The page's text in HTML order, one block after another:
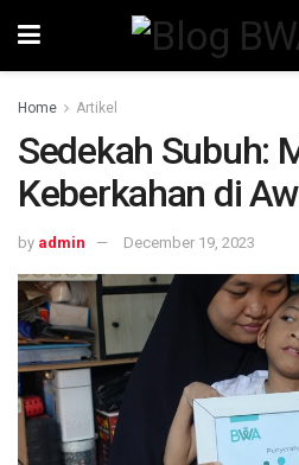
Home Artikel
Sedekah Subuh:
Keberkahan di
by admin December 19, 2023